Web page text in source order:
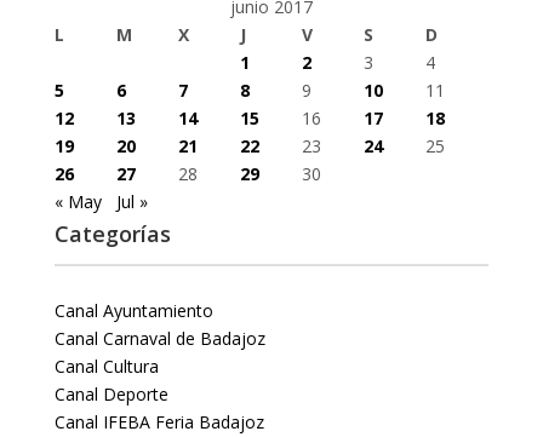
junio 2017
L
M X J V S
D
1
2 3
4
5
6 7 8 9 10
11
12
13 14 15 16 17
18
19
20 21 22 23 24
25
26
27 28 29
30
« May
Jul »
Categorías
Canal Ayuntamiento
Canal Carnaval de Badajoz
Canal Cultura
Canal Deporte
Canal IFEBA Feria Badajoz